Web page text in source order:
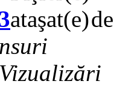
Vizualizări